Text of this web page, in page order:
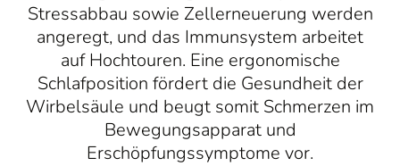
Stressabbau sowie Zellerneuerung werden
angeregt, und das Immunsystem arbeitet
auf Hochtouren. Eine ergonomische
Schlafposition fördert die Gesundheit der
Wirbelsäule und beugt somit Schmerzen im
Bewegungsapparat und
Erschöpfungssymptome vor.